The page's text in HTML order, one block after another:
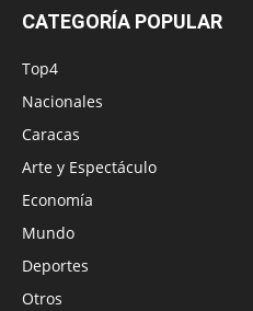
CATEGORÍA POPULAR
Top4
Nacionales
Caracas
Arte y Espectáculo
Economía
Mundo
Deportes
Otros